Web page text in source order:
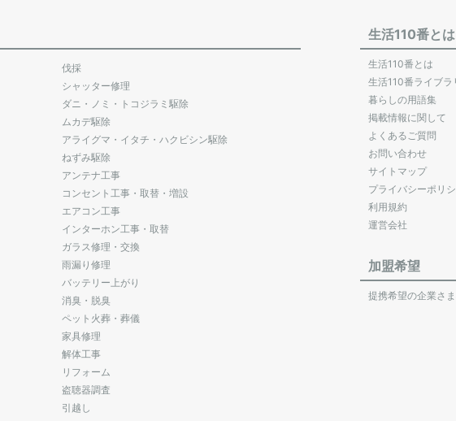
伐採
シャッター修理
ダニ・ノミ・トコジラミ駆除
ムカデ駆除
アライグマ・イタチ・ハクビシン駆除
ねずみ駆除
アンテナ工事
コンセント工事・取替・増設
エアコン工事
インターホン工事・取替
ガラス修理・交換
雨漏り修理
バッテリー上がり
消臭・脱臭
ペット火葬・葬儀
家具修理
解体工事
リフォーム
盗聴器調査
引越し
生活110番とは
生活110番とは
生活110番ライブラ
暮らしの用語集
掲載情報に関して
よくあるご質問
お問い合わせ
サイトマップ
プライバシーポリ
利用規約
運営会社
加盟希望
提携希望の企業さ